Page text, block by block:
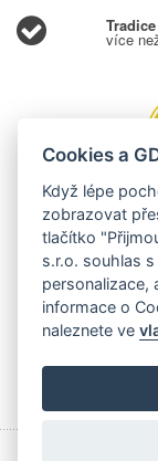
více
Cookies a
Když lépe
zobrazovat
tlačítko
s.r.o. souhlas
personalizace,
informace o
naleznete ve